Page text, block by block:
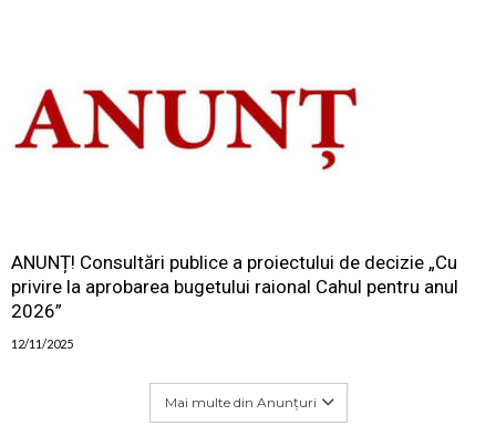
ANUNȚ! Consultări publice a proiectului de decizie „Cu
privire la aprobarea bugetului raional Cahul pentru anul
2026”
12/11/2025
Mai multe din Anunțuri